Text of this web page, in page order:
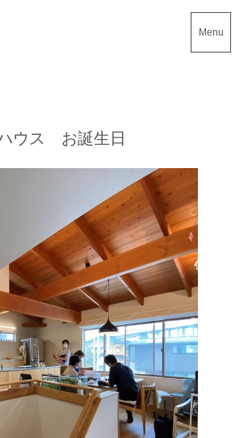
Menu
ウス お誕生日